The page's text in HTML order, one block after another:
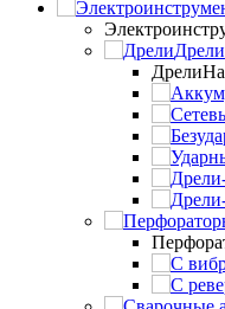
Дрели
Дрели